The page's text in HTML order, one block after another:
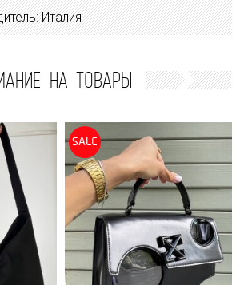
Италия
НА ТОВАРЫ
SALE